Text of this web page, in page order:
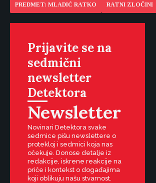
PREDMET: MLADIĆ RATKO RATNI ZLOČINI
Prijavite se na
sedmični
newsletter
Detektora
Newsletter
Novinari Detektora svake
sedmice pišu newslettere o
protekloj i sedmici koja nas
očekuje. Donose detalje iz
redakcije, iskrene reakcije na
priče i kontekst o događajima
koji oblikuju našu stvarnost.